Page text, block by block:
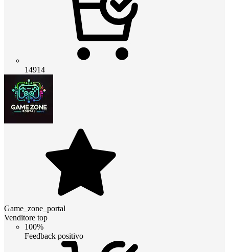
14914
Game_zone_portal
Venditore top
100%
Feedback positivo